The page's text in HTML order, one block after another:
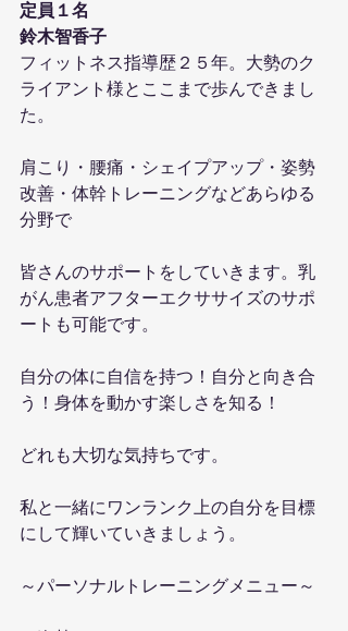
定員１名
鈴木智香子
フィットネス指導歴２５年。大勢のク
ライアント様とここまで歩んできまし
た。
肩こり・腰痛・シェイプアップ・姿勢
改善・体幹トレーニングなどあらゆる
分野で
皆さんのサポートをしていきます。乳
がん患者アフターエクササイズのサポ
ートも可能です。
自分の体に自信を持つ！自分と向き合
う！身体を動かす楽しさを知る！
どれも大切な気持ちです。
私と一緒にワンランク上の自分を目標
にして輝いていきましょう。
～パーソナルトレーニングメニュー～